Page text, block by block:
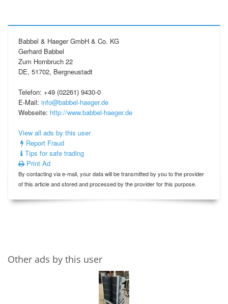
Babbel & Haeger GmbH & Co. KG
Gerhard Babbel
Zum Hornbruch 22
DE, 51702, Bergneustadt
Telefon: +49 (02261) 9430-0
E-Mail: info@babbel-haeger.de
Webseite: http://www.babbel-haeger.de
View all ads by this user
Report Fraud
Tips for safe trading
Print Ad
By contacting via e-mail, your data will be transmitted by you to the provider
of this article and stored and processed by the provider for this purpose.
Other ads by this user